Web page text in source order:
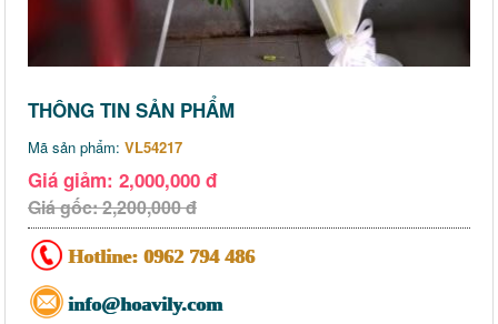
THÔNG TIN SẢN PHẨM
Mã sản phẩm: VL54217
Giá giảm: 2,000,000 đ
Giá gốc: 2,200,000 đ
Hotline: 0962 794 486
info@hoavily.com